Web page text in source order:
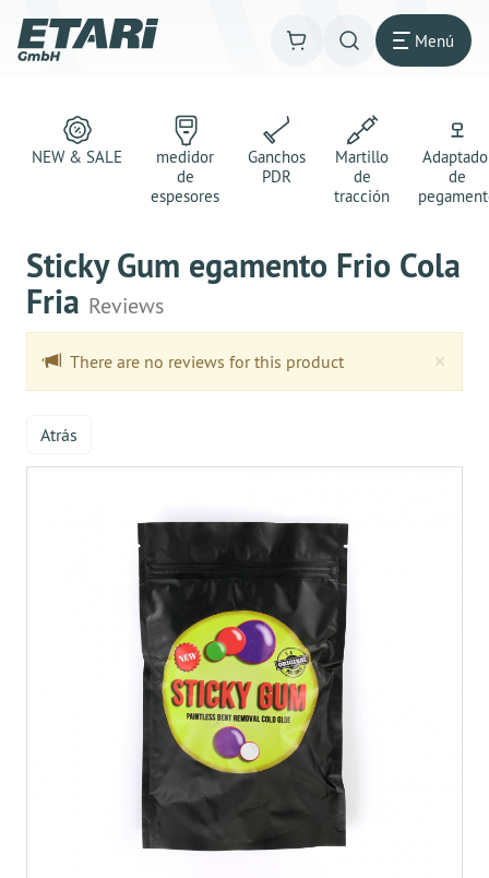
Menú
NEW & SALE
medidor
de
espesores
Ganchos
PDR
Martillo
de
tracción
de
Sticky Gum egamento Frio Cola
Fria Reviews
×
There are no reviews for this product
Atrás